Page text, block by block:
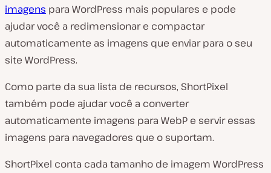
imagens para WordPress mais populares e pode
ajudar você a redimensionar e compactar
automaticamente as imagens que enviar para o seu
site WordPress.
Como parte da sua lista de recursos, ShortPixel
também pode ajudar você a converter
automaticamente imagens para WebP e servir essas
imagens para navegadores que o suportam.
ShortPixel conta cada tamanho de imagem WordPress